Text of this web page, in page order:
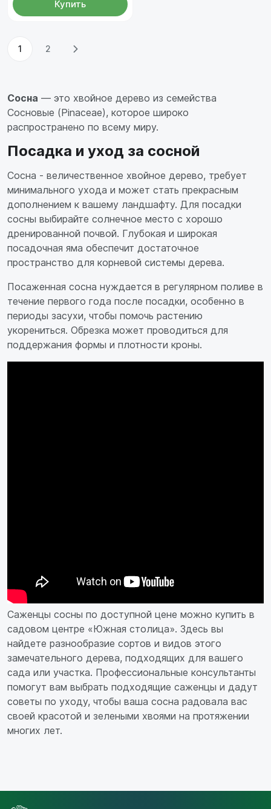
Купить
1 2
Сосна — это хвойное дерево из семейства
Сосновые (Pinaceae), которое широко
распространено по всему миру.
Посадка и уход за сосной
Сосна - величественное хвойное дерево, требует
минимального ухода и может стать прекрасным
дополнением к вашему ландшафту. Для посадки
сосны выбирайте солнечное место с хорошо
дренированной почвой. Глубокая и широкая
посадочная яма обеспечит достаточное
пространство для корневой системы дерева.
Посаженная сосна нуждается в регулярном поливе в
течение первого года после посадки, особенно в
периоды засухи, чтобы помочь растению
укорениться. Обрезка может проводиться для
поддержания формы и плотности кроны.
Саженцы сосны по доступной цене можно купить в
садовом центре «Южная столица». Здесь вы
найдете разнообразие сортов и видов этого
замечательного дерева, подходящих для вашего
сада или участка. Профессиональные консультанты
помогут вам выбрать подходящие саженцы и дадут
советы по уходу, чтобы ваша сосна радовала вас
своей красотой и зелеными хвоями на протяжении
многих лет.